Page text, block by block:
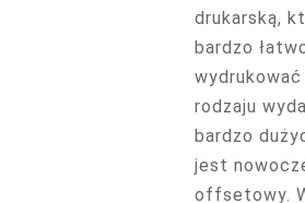
drukarską,
bardzo
rodzaju
bardzo
jest
offsetowy.